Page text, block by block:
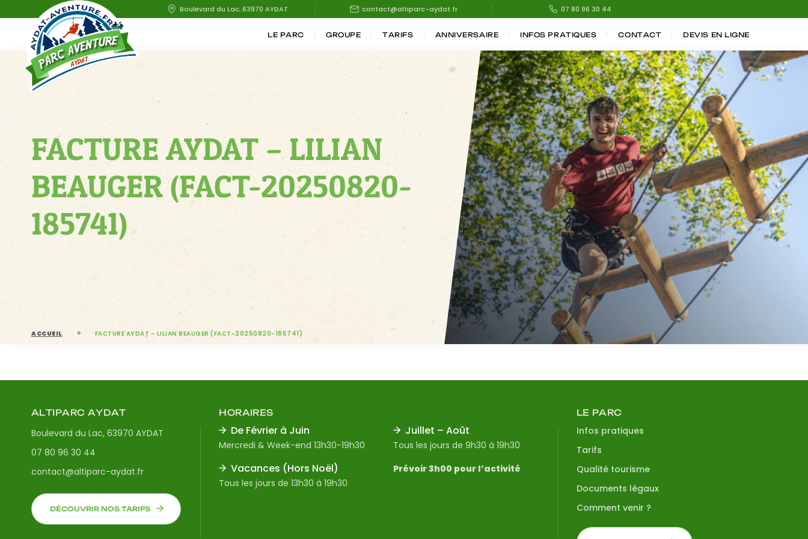
Boulevard du Lac, 63970 AYDAT contact@altiparc-aydat.fr 07 80 96 30 44
LE PARC GROUPE TARIFS ANNIVERSAIRE INFOS PRATIQUES CONTACT DEVIS EN LIGNE
FACTURE AYDAT – LILIAN
BEAUGER (FACT-20250820-
185741)
ACCUEIL » FACTURE AYDAT – LILIAN BEAUGER (FACT-20250820-185741)
ALTIPARC AYDAT
Boulevard du Lac, 63970 AYDAT
07 80 96 30 44
contact@altiparc-aydat.fr
DÉCOUVRIR NOS TARIFS
HORAIRES
De Février à Juin
Mercredi & Week-end 13h30-19h30
Juillet – Août
Tous les jours de 9h30 à 19h30
Vacances (Hors Noël)
Tous les jours de 13h30 à 19h30
Prévoir 3h00 pour l’activité
LE PARC
Infos pratiques
Tarifs
Qualité tourisme
Documents légaux
Comment venir ?